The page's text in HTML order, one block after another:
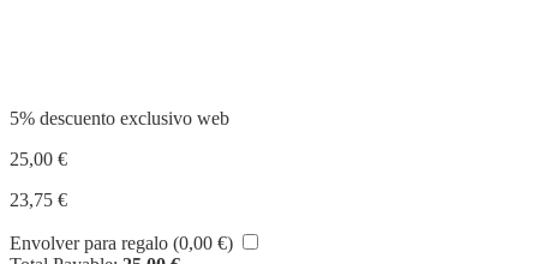
5% descuento exclusivo web
25,00 €
23,75 €
Envolver para regalo (0,00 €)